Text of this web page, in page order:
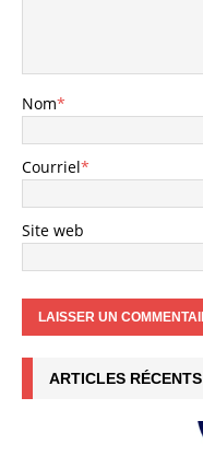
Nom*
Courriel*
Site web
ARTICLES RÉCENTS